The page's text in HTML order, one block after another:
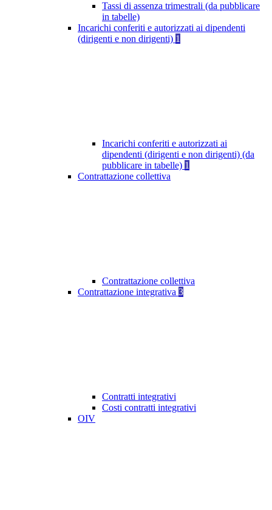
Tassi di assenza trimestrali (da pubblicare
in tabelle)
Incarichi conferiti e autorizzati ai dipendenti
(dirigenti e non dirigenti) 1
Incarichi conferiti e autorizzati ai
dipendenti (dirigenti e non dirigenti) (da
pubblicare in tabelle) 1
Contrattazione collettiva
Contrattazione collettiva
Contrattazione integrativa 3
Contratti integrativi
Costi contratti integrativi
OIV